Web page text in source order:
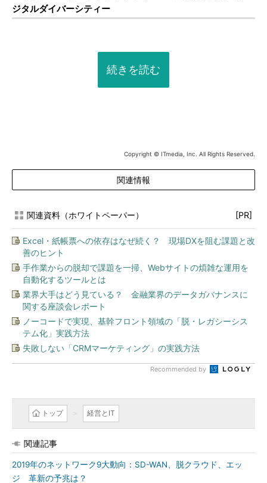
ジタルダイバーシティー
続きを読む
Copyright © ITmedia, Inc. All Rights Reserved.
関連情報
関連資料（ホワイトペーパー） [PR]
Excel・紙帳票への依存はなぜ続く？ 現場DXを阻む課題と改
善のヒント
手作業からの脱却で課題を一掃、Webサイトの煩雑な運用を
自動化するツールとは
業界大手はどう見ている？ 金融業界のデータガバナンスに
関する座談会レポート
ノーコードで実現、基幹フロント領域の「脱・レガシーシス
テム化」実践方法
失敗しない「CRMマーケティング」の実践方法
Recommended by
トップ 経営とIT
関連記事
2019年のネットワーク9大動向：SD-WAN、脱クラウド、エッ
ジ 革新の予兆は？